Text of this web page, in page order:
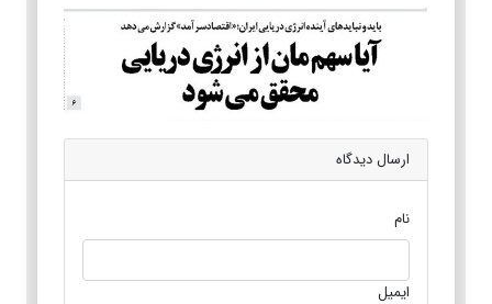
ارسال دیدگاه
نام
ایمیل